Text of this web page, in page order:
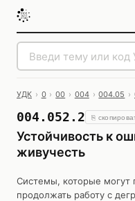
УДК › 0 › 00 › 004 › 004.05 ›
004.052.2 ⎘
Устойчивость к
живучесть
Системы, которые могут
продолжать работу с